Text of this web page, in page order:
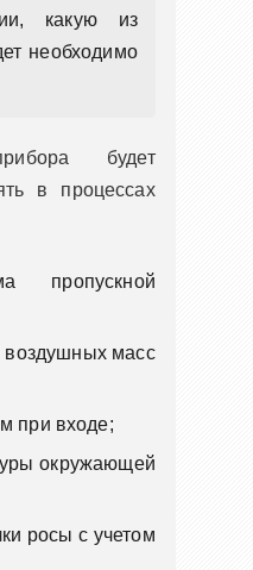
какую из
необходимо
будет
в процессах
пропускной
воздушных масс
при входе;
окружающей
росы с учетом